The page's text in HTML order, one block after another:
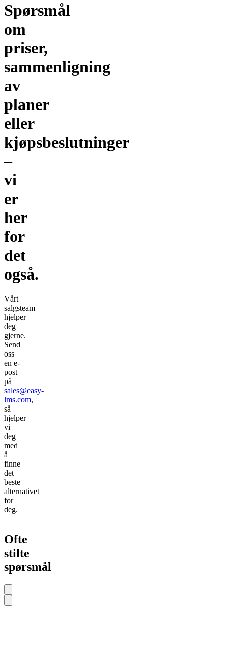
Spørsmål
om
priser,
sammenligning
av
planer
eller
kjøpsbeslutninger
–
vi
er
her
for
det
også.
Vårt
salgsteam
hjelper
deg
gjerne.
Send
oss
en e-
post
på
sales@easy-
lms.com,
så
hjelper
vi
deg
med
å
finne
det
beste
alternativet
for
deg.
Ofte
stilte
spørsmålkansellere når